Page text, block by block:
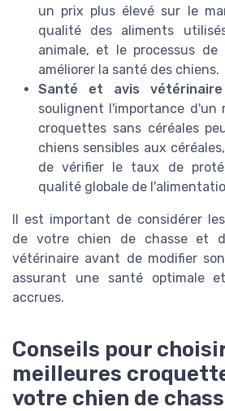
un prix plus élevé sur le
qualité des aliments
animale, et le processus
améliorer la santé des chiens.
Santé et avis
soulignent l'importance d'un
croquettes sans céréales
chiens sensibles aux
de vérifier le taux de
qualité globale de
Il est important de considérer
de votre chien de chasse et
vétérinaire avant de modifier
assurant une santé optimale
accrues.
Conseils pour
meilleures
votre chien de